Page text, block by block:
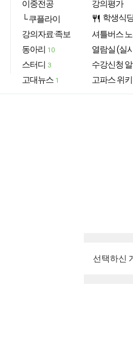
이중전공
└ 쿠플라이
강의자료·족보
동아리 10
스터디 3
고대뉴스 1
강의평가
restaurant 학생식
셔틀버스
열람실 (실
수강신청
고파스 위키
선택하신